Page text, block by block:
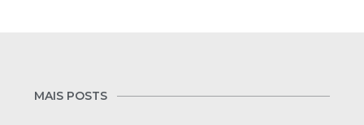
MAIS POSTS